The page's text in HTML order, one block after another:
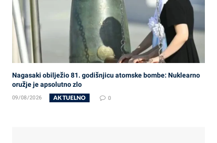
Nagasaki obilježio 81. godišnjicu atomske bombe: Nuklearno
oružje je apsolutno zlo
09/08/2026 AKTUELNO 0